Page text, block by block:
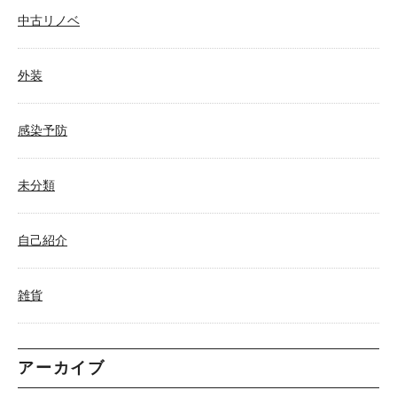
中古リノベ
外装
感染予防
未分類
自己紹介
雑貨
アーカイブ